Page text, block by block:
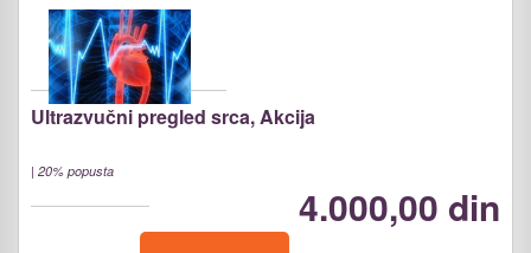
Ultrazvučni pregled srca, Akcija
| 20% popusta
4.000,00 din